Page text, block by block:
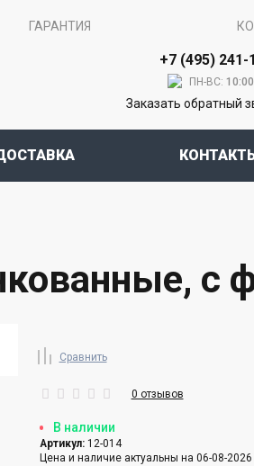
ГАРАНТИЯ
+7 (495) 241-
ПН-ВС:
Заказать обратный
с
Сравнить
0 отзывов
В наличии
Артикул:12-014
Цена и наличие актуальны на 06-08-2026